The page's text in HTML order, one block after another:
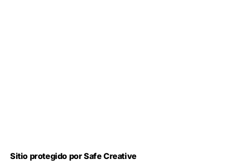
Sitio protegido por Safe Creative